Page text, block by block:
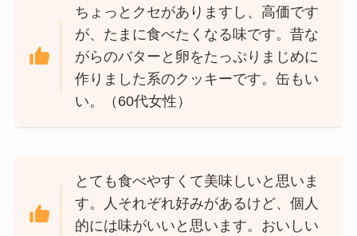
ちょっとクセがありますし、高価です
が、たまに食べたくなる味です。昔な
がらのバターと卵をたっぷりまじめに
作りました系のクッキーです。缶もい
い。（60代女性）
とても食べやすくて美味しいと思いま
す。人それぞれ好みがあるけど、個人
的には味がいいと思います。おいしい